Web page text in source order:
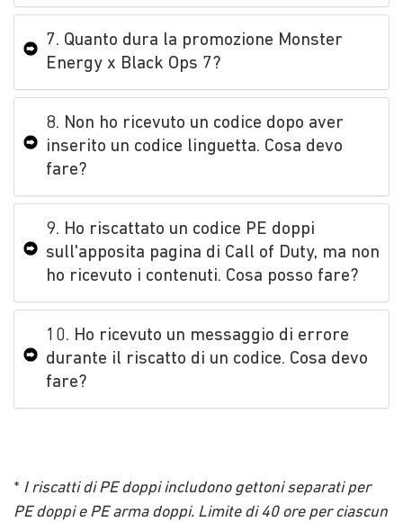
7. Quanto dura la promozione Monster
Energy x Black Ops 7?
8. Non ho ricevuto un codice dopo aver
inserito un codice linguetta. Cosa devo
fare?
9. Ho riscattato un codice PE doppi
sull'apposita pagina di Call of Duty, ma non
ho ricevuto i contenuti. Cosa posso fare?
10. Ho ricevuto un messaggio di errore
durante il riscatto di un codice. Cosa devo
fare?
* I riscatti di PE doppi includono gettoni separati per
PE doppi e PE arma doppi. Limite di 40 ore per ciascun